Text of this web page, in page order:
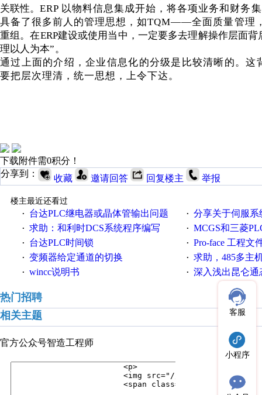
关联性。ERP 以物料信息集成开始，将各项业务和财务
具备了很多前人的管理思想，如TQM——全面质量管
重组。在ERP建设或使用当中，一定要多去理解操作层面
理以人为本”。
通过上面的介绍，企业信息化的分级是比较清晰的。
要把层次理清，统一思想，上令下达。
下载附件需0积分！
分享到：
收藏 邀请回答 回复楼主 举报
楼主最近还看过
·
台达PLC继电器或晶体管输出问题 · 分享关于伺服系统电
· 求助：和利时DCS系统程序编写 · MCGS和三菱PLC
· 台达PLC时间锁 · Pro-face 工程文件
· 变频器给定通道的切换 · 求助，485多主
· wincc说明书 · 深入浅出昆仑通态
热门招聘
相关主题
官方公众号智造工程师
客服
小程序